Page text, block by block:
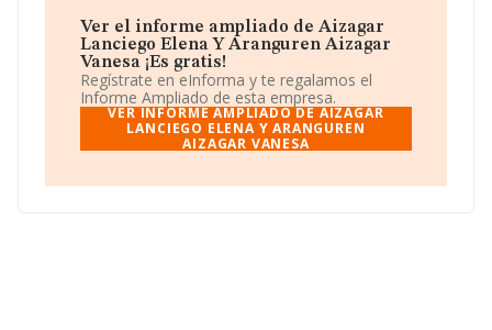
Aizagar Vanesaestá registrada como Comunidad de
bienes.
Ver el informe ampliado de Aizagar
Lanciego Elena Y Aranguren Aizagar
Vanesa ¡Es gratis!
Regístrate en eInforma y te regalamos el
Informe Ampliado de esta empresa.
VER INFORME AMPLIADO DE AIZAGAR
LANCIEGO ELENA Y ARANGUREN
AIZAGAR VANESA